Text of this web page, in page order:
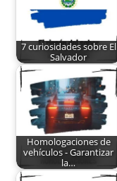
7 curiosidades sobre El
Salvador
Homologaciones de
vehículos - Garantizar
la…